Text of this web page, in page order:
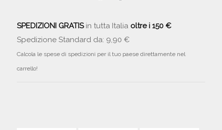
SPEDIZIONI GRATISin tutta Italia oltre i 150 €
Spedizione Standard da: 9,90 €
Calcola le spese di spedizioni per il tuo paese direttamente nel
carrello!